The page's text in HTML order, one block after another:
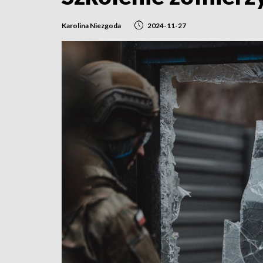
Karolina Niezgoda 2024-11-27